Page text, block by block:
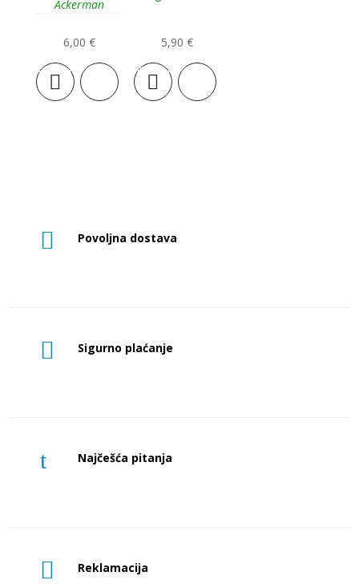
Ackerman
6,00 €
Dodaj u
košaricu
5,90€
Dodaj u
košaricu
 Povoljna dostava
 Sigurno plaćanje
t Najčešća pitanja
 Reklamacija